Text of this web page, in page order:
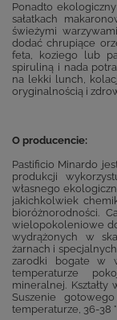
Ponadto
sałatkach
świeżymi
dodać chrupiące
feta, koziego lub
spiruliną i nada
na lekki lunch,
oryginalnością i
O producencie:
Pastificio Minardo
produkcji
własnego
jakichkolwiek
bioróżnorodności.
wielopokoleniowe
wydrążonych w
żarnach i
zarodki bogate w
temperaturze
mineralnej. Kształty
Suszenie
temperaturze, 36-38